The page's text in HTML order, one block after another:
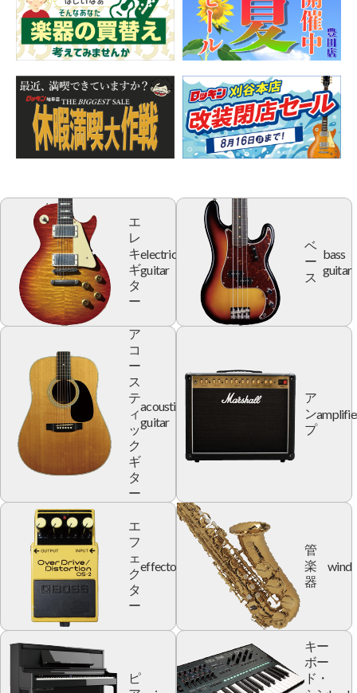
エ
レ
キ
ギ
タ
ー
electric
guitar
ベ
ー
ス
bass
guitar
ア
コ
ー
ス
テ
ィ
ッ
ク
ギ
タ
ー
acoustic
guitar
ア
ン
プ
エ
フ
ェ
ク
タ
ー
effector
管
楽
器
wind
ピ
キー
ボー
ド・